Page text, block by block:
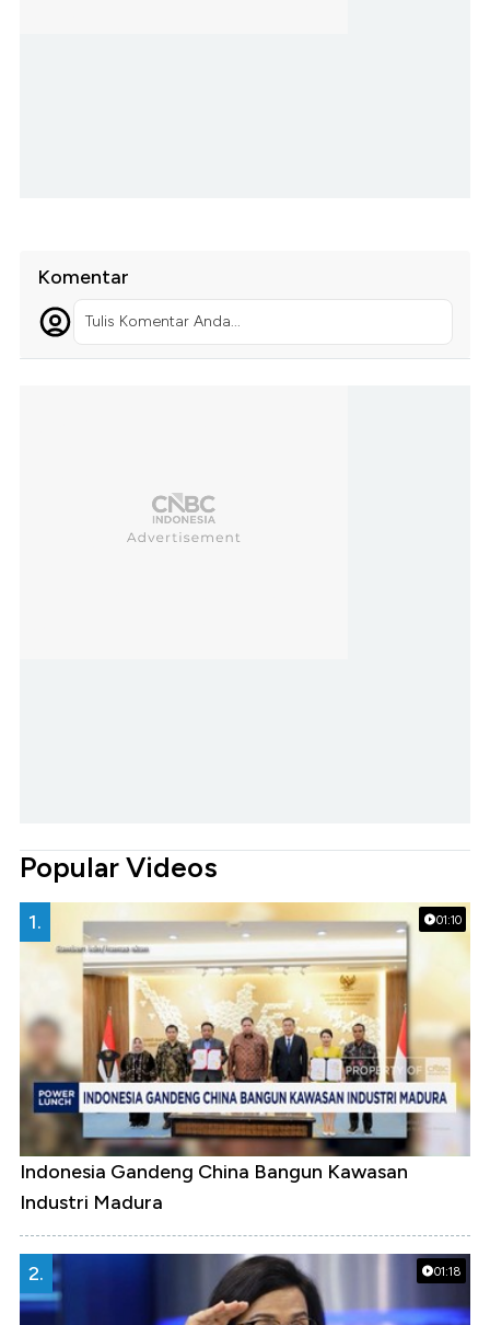
Komentar
Tulis Komentar Anda...
Popular Videos
01:10
1.
Indonesia Gandeng China Bangun Kawasan
Industri Madura
01:18
2.